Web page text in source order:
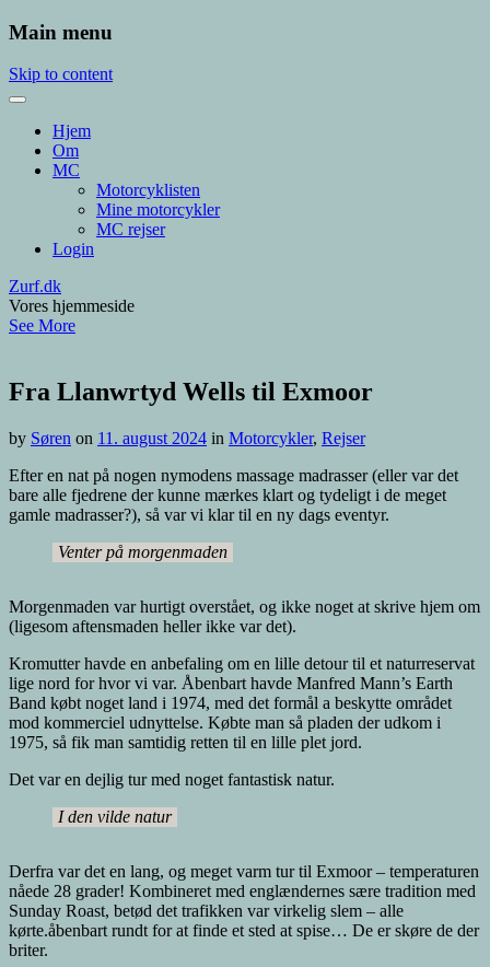
Main menu
Skip to content
Hjem
Om
MC
Motorcyklisten
Mine motorcykler
MC rejser
Login
Zurf.dk
Vores hjemmeside
See More
Fra Llanwrtyd Wells til Exmoor
by Søren on 11. august 2024 in Motorcykler, Rejser
Efter en nat på nogen nymodens massage madrasser (eller var det
bare alle fjedrene der kunne mærkes klart og tydeligt i de meget
gamle madrasser?), så var vi klar til en ny dags eventyr.
Venter på morgenmaden
Morgenmaden var hurtigt overstået, og ikke noget at skrive hjem om
(ligesom aftensmaden heller ikke var det).
Kromutter havde en anbefaling om en lille detour til et naturreservat
lige nord for hvor vi var. Åbenbart havde Manfred Mann’s Earth
Band købt noget land i 1974, med det formål a beskytte området
mod kommerciel udnyttelse. Købte man så pladen der udkom i
1975, så fik man samtidig retten til en lille plet jord.
Det var en dejlig tur med noget fantastisk natur.
I den vilde natur
Derfra var det en lang, og meget varm tur til Exmoor – temperaturen
nåede 28 grader! Kombineret med englændernes sære tradition med
Sunday Roast, betød det trafikken var virkelig slem – alle
kørte.åbenbart rundt for at finde et sted at spise… De er skøre de der
briter.